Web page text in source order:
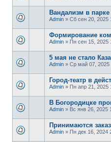
Вандализм в парке
Admin » Сб сен 20, 2025
Формирование
Admin » Пн сен 15, 2025
5 мая не стало
Admin » Ср май 07,
Город-театр в
Admin » Пн апр 21, 2025
В Богородицке
Admin » Вс янв 26, 2025
Принимаются
Admin » Пн дек 16, 2024